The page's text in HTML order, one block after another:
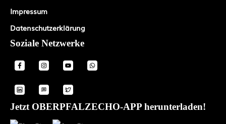
Impressum
Datenschutzerklärung
Soziale Netzwerke
Jetzt OBERPFALZECHO-APP herunterladen!